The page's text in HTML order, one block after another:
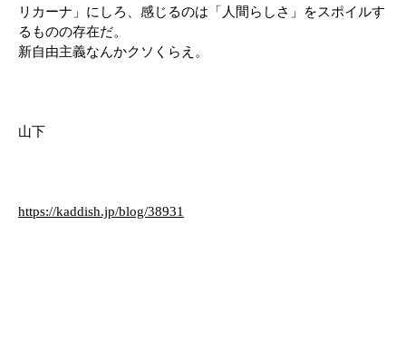
リカーナ」にしろ、感じるのは「人間らしさ」をスポイルす
るものの存在だ。
新自由主義なんかクソくらえ。
山下
https://kaddish.jp/blog/38931